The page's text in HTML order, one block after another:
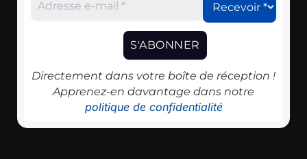
Directement dans votre boîte de réception !
Apprenez-en davantage dans notre
politique de confidentialité